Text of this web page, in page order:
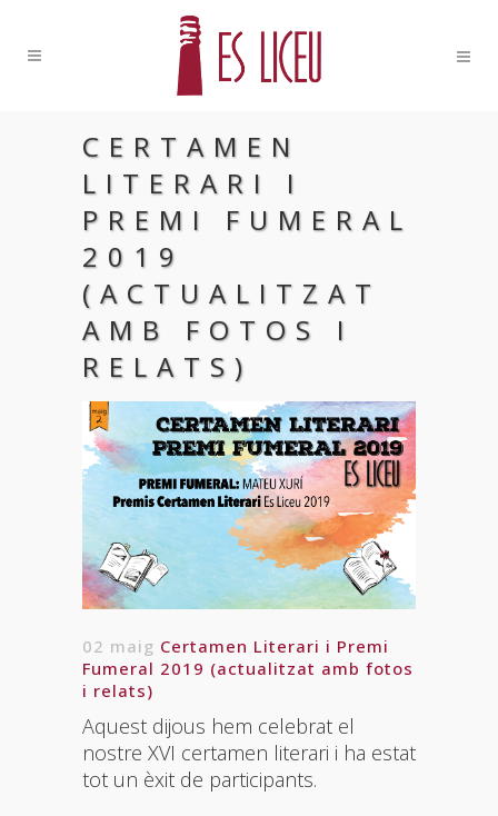
CERTAMEN
LITERARI I
PREMI FUMERAL
2019
(ACTUALITZAT
AMB FOTOS I
RELATS)
02 maig Certamen Literari i Premi
Fumeral 2019 (actualitzat amb fotos
i relats)
Aquest dijous hem celebrat el
nostre XVI certamen literari i ha estat
tot un èxit de participants.